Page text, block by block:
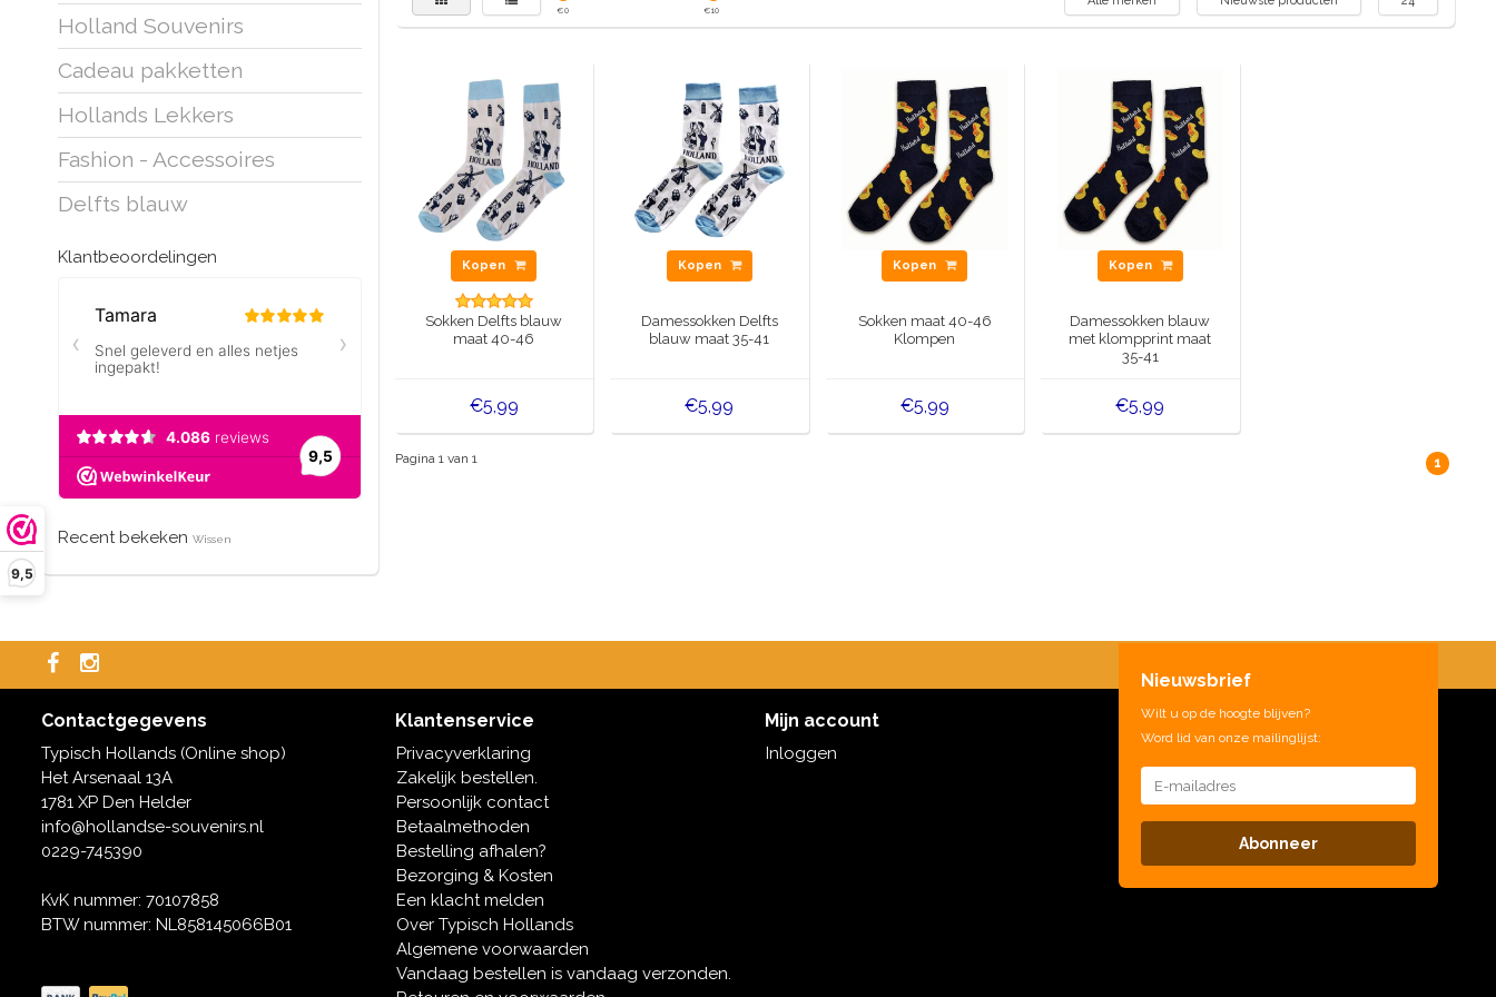
9,5
Holland Souvenirs
Cadeau pakketten
Hollands Lekkers
Fashion - Accessoires
Delfts blauw
Klantbeoordelingen
Recent bekeken Wissen
€0 €10
Kopen
Sokken Delfts blauw
maat 40-46
€5,99
Kopen
Damessokken Delfts
blauw maat 35-41
€5,99
Kopen
Sokken maat 40-46
Klompen
€5,99
Kopen
Damessokken blauw
met klompprint maat
35-41
€5,99
Pagina 1 van 1 1
Contactgegevens
Typisch Hollands (Online shop)
Het Arsenaal 13A
1781 XP Den Helder
info@hollandse-souvenirs.nl
0229-745390
KvK nummer: 70107858
BTW nummer: NL858145066B01
Klantenservice
Privacyverklaring
Zakelijk bestellen.
Persoonlijk contact
Betaalmethoden
Bestelling afhalen?
Bezorging & Kosten
Een klacht melden
Over Typisch Hollands
Algemene voorwaarden
Vandaag bestellen is vandaag verzonden.
Mijn account
Inloggen
Nieuwsbrief
Wilt u op de hoogte blijven?
Word lid van onze mailinglijst:
Abonneer